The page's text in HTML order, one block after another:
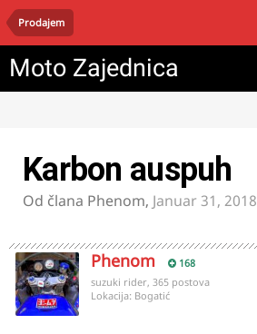
Prodajem
Moto Zajednica
Karbon auspuh
Od člana Phenom, Januar 31, 2018
Phenom 168
suzuki rider, 365 postova
Lokacija: Bogatić